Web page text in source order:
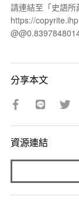
請連結至「史語所
https://
分享本文
資源連結